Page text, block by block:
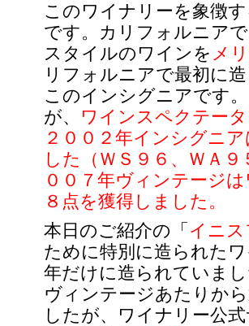
このワイナリーを象徴
です。カリフォルニア
スタイルのワインを メ
リフォルニアで最初に
このインシグニアです
が、
ワインスペクテー
２００２年インシグニア
した（ＷＳ９６、ＷＡ
００７年ヴィンテージ
８点を獲得しました。
本日のご紹介の「 イニ
ために特別に造られた
年だけに造られていま
ヴィンテージあたりか
したが、ワイナリー公